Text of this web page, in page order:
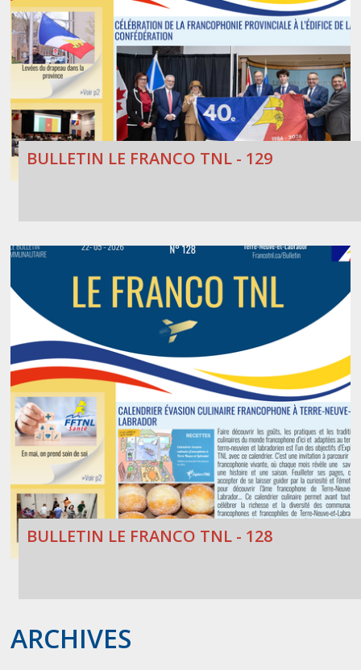
BULLETIN LE FRANCO TNL - 129
BULLETIN LE FRANCO TNL - 128
ARCHIVES